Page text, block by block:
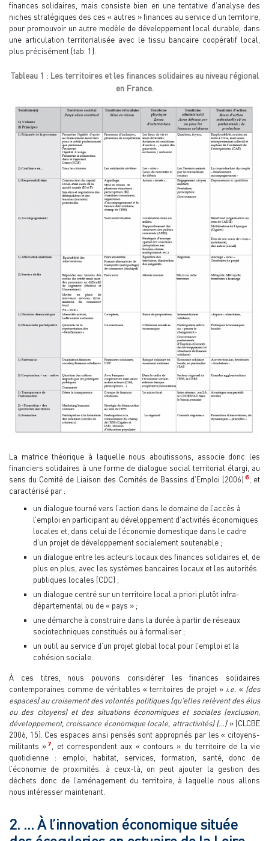
finances solidaires, mais consiste bien en une tentative d’analyse des
niches stratégiques des ces « autres » finances au service d’un territoire,
pour promouvoir un autre modèle de développement local durable, dans
une articulation territorialisée avec le tissu bancaire coopératif local,
plus précisément (tab. 1).
Tableau 1 : Les territoires et les finances solidaires au niveau régional
en France.
La matrice théorique à laquelle nous aboutissons, associe donc les
financiers solidaires à une forme de dialogue social territorial élargi, au
sens du Comité de Liaison des Comités de Bassins d’Emploi (2006) 6, et
caractérisé par :
un dialogue tourné vers l’action dans le domaine de l’accès à
l’emploi en participant au développement d’activités économiques
locales et, dans celui de l’économie domestique dans le cadre
d’un projet de développement socialement soutenable ;
un dialogue entre les acteurs locaux des finances solidaires et, de
plus en plus, avec les systèmes bancaires locaux et les autorités
publiques locales (CDC) ;
un dialogue centré sur un territoire local a priori plutôt infra-
départemental ou de « pays » ;
une démarche à construire dans la durée à partir de réseaux
sociotechniques constitués ou à formaliser ;
un outil au service d’un projet global local pour l’emploi et la
cohésion sociale.
À ces titres, nous pouvons considérer les finances solidaires
contemporaines comme de véritables « territoires de projet » i.e. « (des
espaces) au croisement des volontés politiques (qu’elles relèvent des élus
ou des citoyens) et des situations économiques et sociales (exclusion,
développement, croissance économique locale, attractivités) (…)» (CLCBE
2006, 15). Ces espaces ainsi pensés sont appropriés par les « citoyens-
militants » 7
, et correspondent aux « contours » du territoire de la vie
quotidienne : emploi, habitat, services, formation, santé, donc de
l’économie de proximités. à ceux-là, on peut ajouter la gestion des
déchets donc de l’aménagement du territoire, à laquelle nous allons
nous intéresser maintenant.
2. … À l’innovation économique située